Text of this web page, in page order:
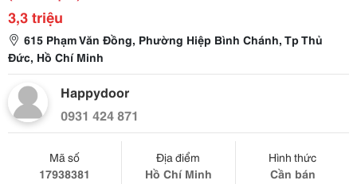
3,3 triệu
615 Phạm Văn Đồng, Phường Hiệp Bình Chánh, Tp Thủ
Đức, Hồ Chí Minh
Happydoor
0931 424 871
Mã số
17938381
Địa điểm
Hồ Chí Minh
Hình thức
Cần bán